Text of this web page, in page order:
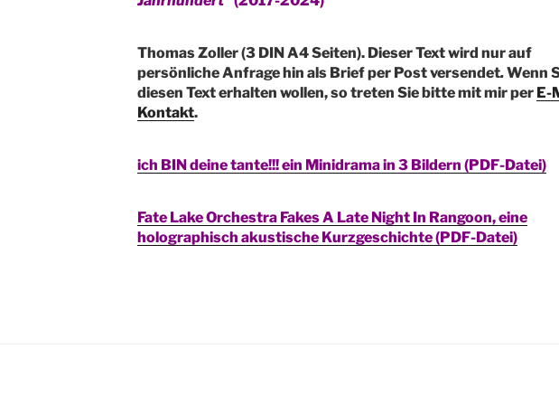
Thomas Zoller (3 DIN A4 Seiten). Dieser Text wird nur auf
persönliche Anfrage hin als Brief per Postversendet.Wenn
diesen Text erhalten wollen, so treten Sie bitte mit mir per E-
Kontakt.
ich BIN deine tante!!! ein Minidrama in 3 Bildern (PDF-Datei)
Fate Lake Orchestra Fakes A Late Night In Rangoon, eine
holographisch akustische Kurzgeschichte (PDF-Datei)